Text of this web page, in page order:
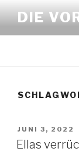
Inhalt
springen
DIE
AM
JUNI 3, 2022
Ellas